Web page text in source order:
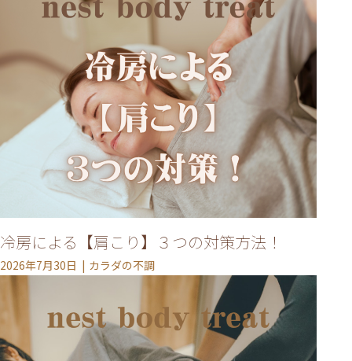
冷房による【肩こり】３つの対策方法！
2026年7月30日 カラダの不調